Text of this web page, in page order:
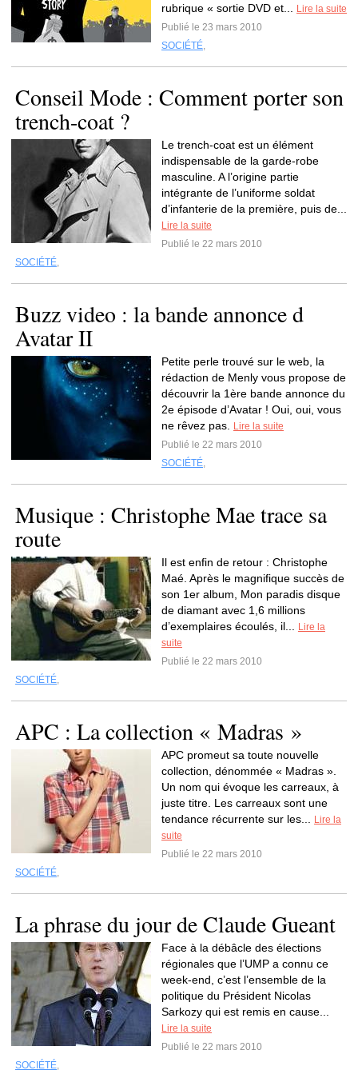
rubrique « sortie DVD et...
Lire la suite
Publié le 23 mars 2010
SOCIÉTÉ,
Conseil Mode : Comment porter son
trench-coat ?
Le trench-coat est un élément
indispensable de la garde-robe
masculine. A l’origine partie
intégrante de l’uniforme soldat
d’infanterie de la première, puis de...
Lire la suite
Publié le 22 mars 2010
SOCIÉTÉ,
Buzz video : la bande annonce d
Avatar II
Petite perle trouvé sur le web, la
rédaction de Menly vous propose de
découvrir la 1ère bande annonce du
2e épisode d’Avatar ! Oui, oui, vous
ne rêvez pas.
Lire la suite
Publié le 22 mars 2010
SOCIÉTÉ,
Musique : Christophe Mae trace sa
route
Il est enfin de retour : Christophe
Maé. Après le magnifique succès de
son 1er album, Mon paradis disque
de diamant avec 1,6 millions
d’exemplaires écoulés, il...
Lire la
suite
Publié le 22 mars 2010
SOCIÉTÉ,
APC : La collection « Madras »
APC promeut sa toute nouvelle
collection, dénommée « Madras ».
Un nom qui évoque les carreaux, à
juste titre. Les carreaux sont une
tendance récurrente sur les...
Lire la
suite
Publié le 22 mars 2010
SOCIÉTÉ,
La phrase du jour de Claude Gueant
Face à la débâcle des élections
régionales que l’UMP a connu ce
week-end, c’est l’ensemble de la
politique du Président Nicolas
Sarkozy qui est remis en cause...
Lire la suite
Publié le 22 mars 2010
SOCIÉTÉ,